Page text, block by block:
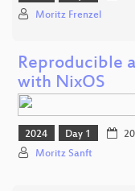
Moritz Frenzel
Reproducible
with NixOS
2024 Day 1
Moritz Sanft